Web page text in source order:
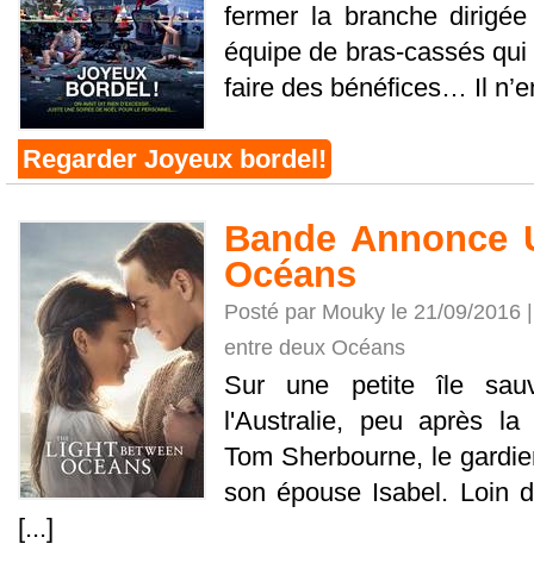
fermer la branche
équipe de bras-cassés qui
faire des bénéfices… Il
Regarder Joyeux bordel!
Bande Annonce
Océans
Posté par Mouky le 21/09/2016
entre deux Océans
Sur une petite île
l'Australie, peu après la
Tom Sherbourne, le
son épouse Isabel. Loin
[...]